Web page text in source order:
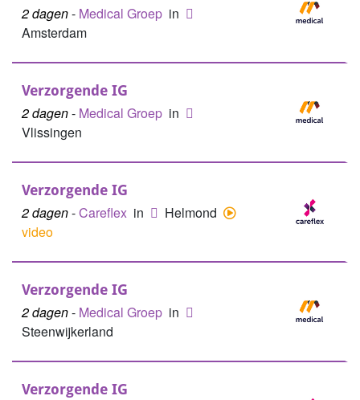
2 dagen- Medical Groep in
Amsterdam
Verzorgende IG
2 dagen- Medical Groep in
Vlissingen
Verzorgende IG
2 dagen-Careflex in
Helmond
video
Verzorgende IG
2 dagen- Medical Groep in
Steenwijkerland
Verzorgende IG